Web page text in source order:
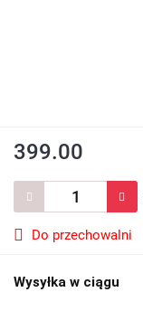
399.00
Do przechowalni
Wysyłka w ciągu